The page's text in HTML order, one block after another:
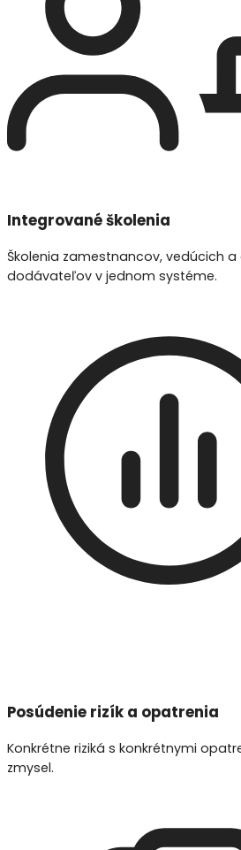
Integrované školenia
Školenia zamestnancov, vedúcich a
dodávateľov v jednom systéme.
Posúdenie rizík a opatrenia
Konkrétne riziká s konkrétnymi
zmysel.